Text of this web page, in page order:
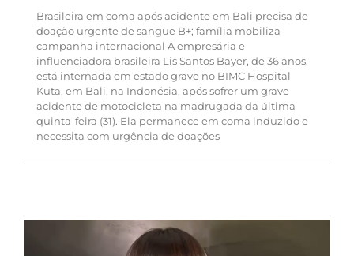
Brasileira em coma após acidente em Bali precisa de
doação urgente de sangue B+; família mobiliza
campanha internacional A empresária e
influenciadora brasileira Lis Santos Bayer, de 36 anos,
está internada em estado grave no BIMC Hospital
Kuta, em Bali, na Indonésia, após sofrer um grave
acidente de motocicleta na madrugada da última
quinta-feira (31). Ela permanece em coma induzido e
necessita com urgência de doações